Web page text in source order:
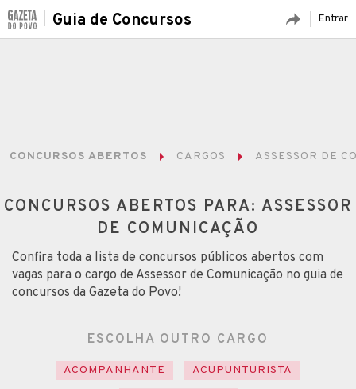
Entrar
Guia de Concursos
CONCURSOS ABERTOS CARGOS ASSESSOR DE
CONCURSOS ABERTOS PARA: ASSESSOR
DE COMUNICAÇÃO
Confira toda a lista de concursos públicos abertos com
vagas para o cargo de Assessor de Comunicação no guia de
concursos da Gazeta do Povo!
ESCOLHA OUTRO CARGO
ACOMPANHANTE
ACUPUNTURISTA